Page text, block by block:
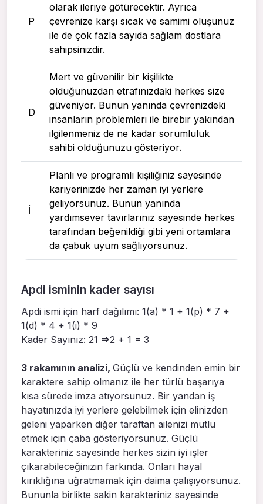
P
olarak ileriye götürecektir. Ayrıca
çevrenize karşı sıcak ve samimi oluşunuz
ile de çok fazla sayıda sağlam dostlara
sahipsinizdir.
D
Mert ve güvenilir bir kişilikte
olduğunuzdan etrafınızdaki herkes size
güveniyor. Bunun yanında çevrenizdeki
insanların problemleri ile birebir yakından
ilgilenmeniz de ne kadar sorumluluk
sahibi olduğunuzu gösteriyor.
I
Planlı ve programlı kişiliğiniz sayesinde
kariyerinizde her zaman iyi yerlere
geliyorsunuz. Bunun yanında
yardımsever tavırlarınız sayesinde herkes
tarafından beğenildiği gibi yeni ortamlara
da çabuk uyum sağlıyorsunuz.
Apdi isminin kader sayısı
Apdi ismi için harf dağılımı: 1(a) * 1 + 1(p) * 7 +
1(d) * 4 + 1(i) * 9
Kader Sayınız: 21 =>2 + 1 = 3
3 rakamının analizi, Güçlü ve kendinden emin bir
karaktere sahip olmanız ile her türlü başarıya
kısa sürede imza atıyorsunuz. Bir yandan iş
hayatınızda iyi yerlere gelebilmek için elinizden
geleni yaparken diğer taraftan ailenizi mutlu
etmek için çaba gösteriyorsunuz. Güçlü
karakteriniz sayesinde herkes sizin iyi işler
çıkarabileceğinizin farkında. Onları hayal
kırıklığına uğratmamak için daima çalışıyorsunuz.
Bununla birlikte sakin karakteriniz sayesinde